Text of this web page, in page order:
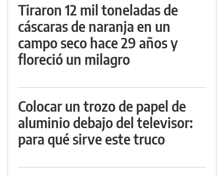
Tiraron 12 mil toneladas de
cáscaras de naranja en un
campo seco hace 29 años y
floreció un milagro
Colocar un trozo de papel de
aluminio debajo del televisor:
para qué sirve este truco